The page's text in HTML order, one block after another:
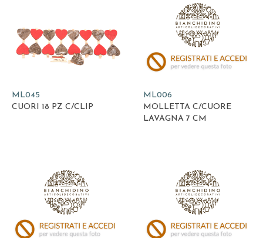
ML045
CUORI 18 PZ C/CLIP
ML006
MOLLETTA C/CUORE
LAVAGNA 7 CM